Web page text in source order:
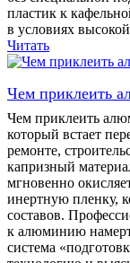
пластик к
в условиях
Читать
Чем приклеить
Чем приклеить
который встает
ремонте,
капризный
мгновенно
инертную пленку,
составов.
к алюминию
система